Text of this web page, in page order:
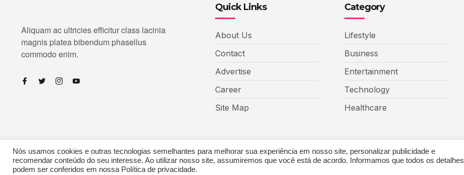
Aliquam ac ultricies efficitur class lacinia
magnis platea bibendum phasellus
commodo enim.
Quick Links
About Us
Contact
Advertise
Career
Site Map
Category
Lifestyle
Business
Entertainment
Technology
Healthcare
Copyright © 2023 Echoiz, All rights reserved. Powered by MoxCreative
Nós usamos cookies e outras tecnologias semelhantes para melhorar sua experiência em nosso site, personalizar publicidade e
recomendar conteúdo do seu interesse. Ao utilizar nosso site, assumiremos que você está de acordo. Informamos que todos os detalhes
podem ser conferidos em nossa Política de privacidade.